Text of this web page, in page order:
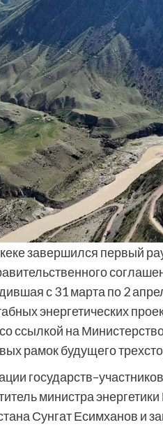
завершился первый
с 31 марта по 2
энергетических
ссылкой на
рамок будущего
министра
Сунгат Есимханов и